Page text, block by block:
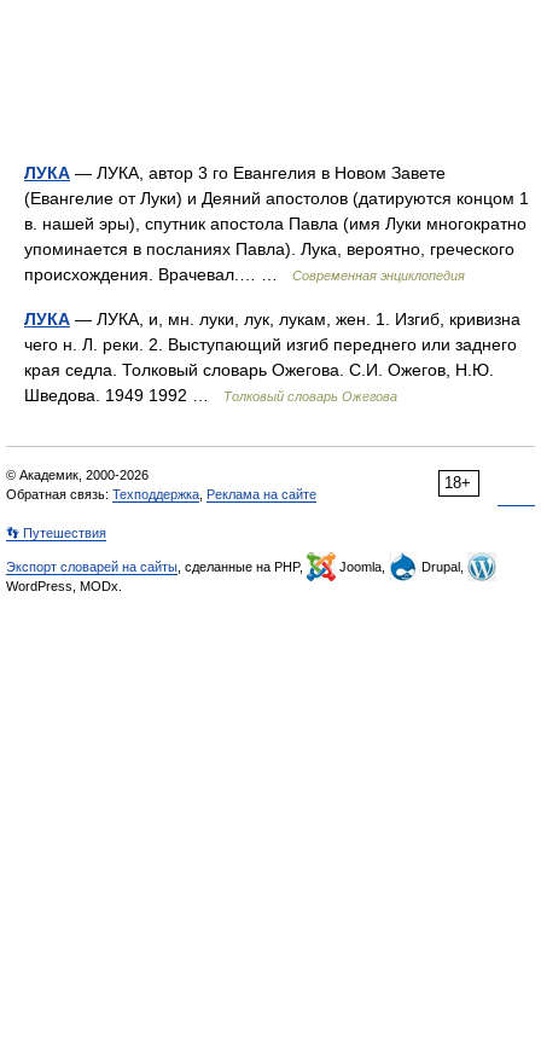
ЛУКА — ЛУКА, автор 3 го Евангелия в Новом Завете
(Евангелие от Луки) и Деяний апостолов (датируются концом 1
в. нашей эры), спутник апостола Павла (имя Луки многократно
упоминается в посланиях Павла). Лука, вероятно, греческого
происхождения. Врачевал.… …
Современная энциклопедия
ЛУКА — ЛУКА, и, мн. луки, лук, лукам, жен. 1. Изгиб, кривизна
чего н. Л. реки. 2. Выступающий изгиб переднего или заднего
края седла. Толковый словарь Ожегова. С.И. Ожегов, Н.Ю.
Шведова. 1949 1992 …
Толковый словарь Ожегова
18+
© Академик, 2000-2026
Обратная связь: Техподдержка Реклама на сайте
👣 Путешествия
Экспорт словарей на сайты , сделанные на PHP, Joomla,
Drupal,
WordPress, MODx.